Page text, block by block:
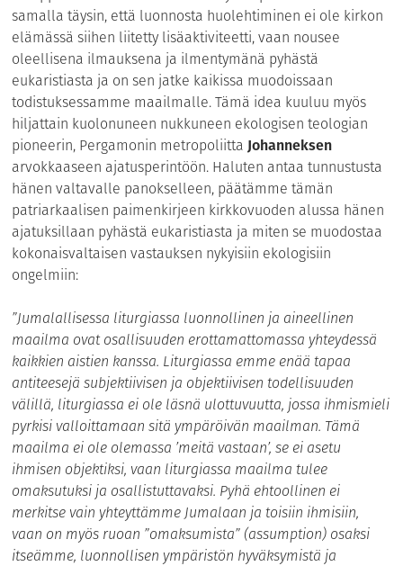
samalla täysin, että luonnosta huolehtiminen ei ole kirkon
elämässä siihen liitetty lisäaktiviteetti, vaan nousee
oleellisena ilmauksena ja ilmentymänä pyhästä
eukaristiasta ja on sen jatke kaikissa muodoissaan
todistuksessamme maailmalle. Tämä idea kuuluu myös
hiljattain kuolonuneen nukkuneen ekologisen teologian
pioneerin, Pergamonin metropoliittaJohanneksen
arvokkaaseen ajatusperintöön. Haluten antaa tunnustusta
hänen valtavalle panokselleen, päätämme tämän
patriarkaalisen paimenkirjeen kirkkovuoden alussa hänen
ajatuksillaan pyhästä eukaristiasta ja miten se muodostaa
kokonaisvaltaisen vastauksen nykyisiin ekologisiin
ongelmiin:
”Jumalallisessa liturgiassa luonnollinen ja aineellinen
maailma ovat osallisuuden erottamattomassa yhteydessä
kaikkien aistien kanssa. Liturgiassa emme enää tapaa
antiteesejä subjektiivisen ja objektiivisen todellisuuden
välillä, liturgiassa ei ole läsnä ulottuvuutta, jossa ihmismieli
pyrkisi valloittamaan sitä ympäröivän maailman. Tämä
maailma ei ole olemassa ’meitä vastaan’, se ei asetu
ihmisen objektiksi, vaan liturgiassa maailma tulee
omaksutuksi ja osallistuttavaksi. Pyhä ehtoollinen ei
merkitse vain yhteyttämme Jumalaan ja toisiin ihmisiin,
vaan on myös ruoan ”omaksumista” (assumption) osaksi
itseämme, luonnollisen ympäristön hyväksymistä ja